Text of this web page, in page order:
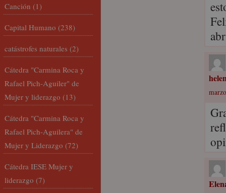
Canción (1)
Capital Humano (238)
catástrofes naturales (2)
Cátedra "Carmina Roca y
Rafael Pich-Aguiler" de
Mujer y liderazgo (13)
Cátedra "Carmina Roca y
Rafael Pich-Aguilera" de
Mujer y Liderazgo (72)
Cátedra IESE Mujer y
liderazgo (7)